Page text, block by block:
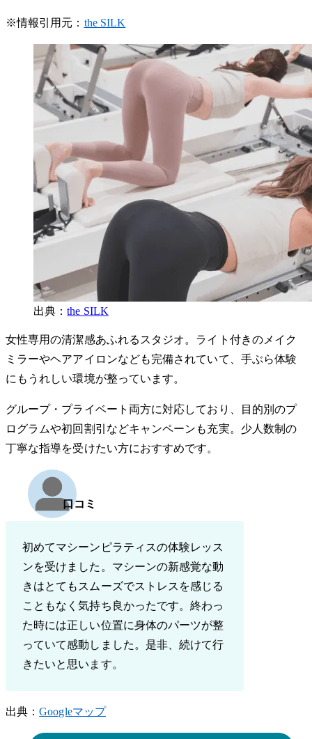
※情報引用元： the SILK
出典：the SILK
女性専用の清潔感あふれるスタジオ。ライト付きのメイク
ミラーやヘアアイロンなども完備されていて、手ぶら体験
にもうれしい環境が整っています。
グループ・プライベート両方に対応しており、目的別のプ
ログラムや初回割引などキャンペーンも充実。少人数制の
丁寧な指導を受けたい方におすすめです。
口コミ
初めてマシーンピラティスの体験レッス
ンを受けました。マシーンの新感覚な動
きはとてもスムーズでストレスを感じる
こともなく気持ち良かったです。終わっ
た時には正しい位置に身体のパーツが整
っていて感動しました。是非、続けて行
きたいと思います。
出典：Googleマップ